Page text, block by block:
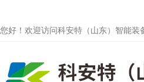
您好！欢迎访问科安特（山东）智能装